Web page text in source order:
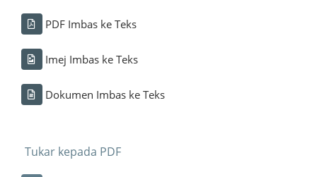
PDF Imbas ke Teks
Imej Imbas ke Teks
Dokumen Imbas ke Teks
Tukar kepada PDF